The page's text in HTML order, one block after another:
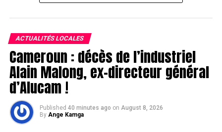
ACTUALITÉS LOCALES
Cameroun : décès de l’industriel
Alain Malong, ex-directeur général
d’Alucam !
Published 40 minutes ago on August 8, 2026
By Ange Kamga